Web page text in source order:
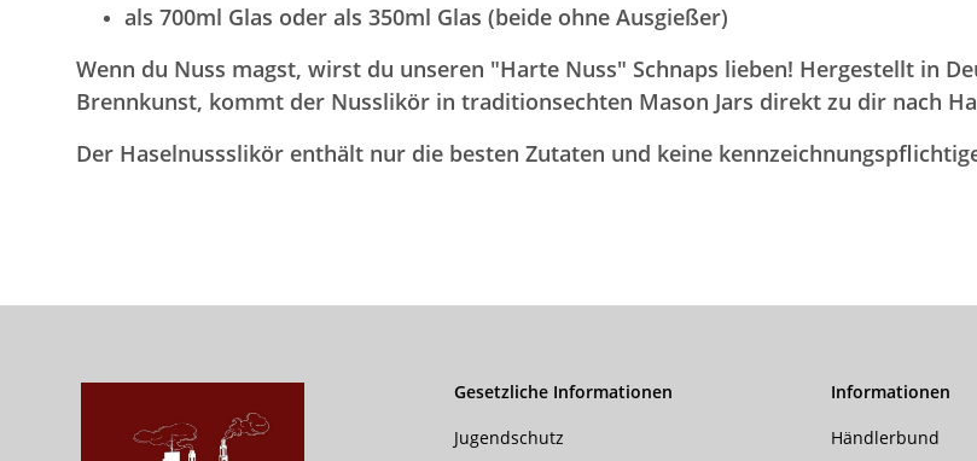
als 700ml Glas oder als 350ml Glas (beide ohne Ausgießer)
Wenn du Nuss magst, wirst du unseren "Harte Nuss" Schnaps lieben! Hergestellt in
Brennkunst, kommt der Nusslikör in traditionsechten Mason Jars direkt zu dir nach
Der Haselnussslikör enthält nur die besten Zutaten und keine
Gesetzliche Informationen
Jugendschutz
Informationen
Händlerbund